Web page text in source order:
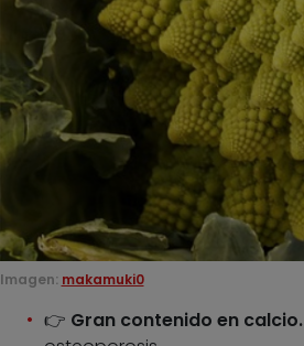
Imagen: makamuki0
👉 Gran contenido en calcio.